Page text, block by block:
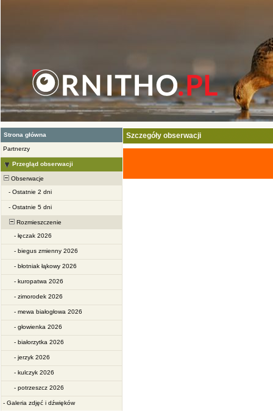
Strona główna
Partnerzy
Przegląd obserwacji
Obserwacje
- Ostatnie 2 dni
- Ostatnie 5 dni
Rozmieszczenie
- łęczak 2026
- biegus zmienny 2026
- błotniak łąkowy 2026
- kuropatwa 2026
- zimorodek 2026
- mewa białogłowa 2026
- głowienka 2026
- białorzytka 2026
- jerzyk 2026
- kulczyk 2026
- potrzeszcz 2026
- Galeria zdjęć i dźwięków
Szczegóły obserwacji